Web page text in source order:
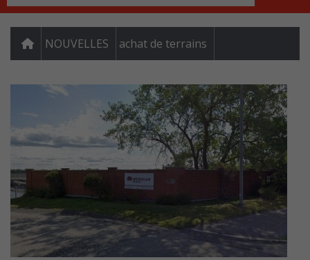
NOUVELLES achat de terrains